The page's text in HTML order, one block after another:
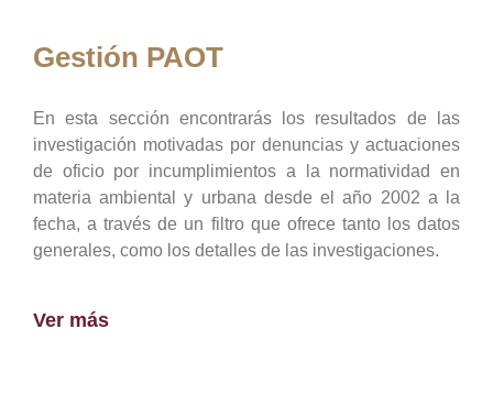
Gestión PAOT
En esta sección encontrarás los resultados de las
investigación motivadas por denuncias y actuaciones
de oficio por incumplimientos a la normatividad en
materia ambiental y urbana desde el año 2002 a la
fecha, a través de un filtro que ofrece tanto los datos
generales, como los detalles de las investigaciones.
Ver más